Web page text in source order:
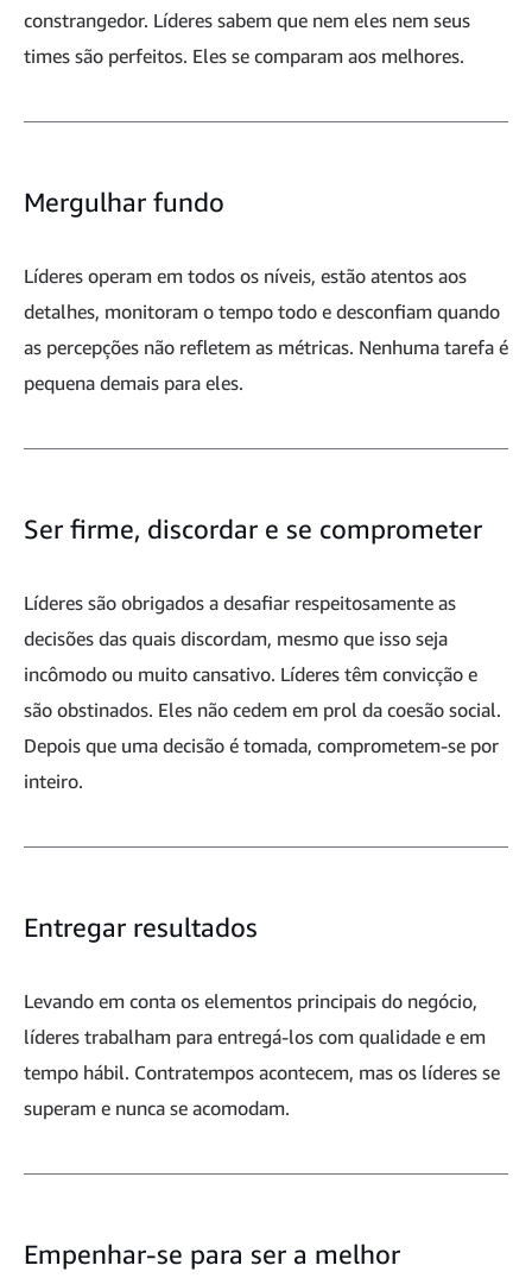
constrangedor. Líderes sabem que nem eles nem seus
times são perfeitos. Eles se comparam aos melhores.
Mergulhar fundo
Líderes operam em todos os níveis, estão atentos aos
detalhes, monitoram o tempo todo e desconfiam quando
as percepções não refletem as métricas. Nenhuma tarefa é
pequena demais para eles.
Ser firme, discordar e se comprometer
Líderes são obrigados a desafiar respeitosamente as
decisões das quais discordam, mesmo que isso seja
incômodo ou muito cansativo. Líderes têm convicção e
são obstinados. Eles não cedem em prol da coesão social.
Depois que uma decisão é tomada, comprometem-se por
inteiro.
Entregar resultados
Levando em conta os elementos principais do negócio,
líderes trabalham para entregá-los com qualidade e em
tempo hábil. Contratempos acontecem, mas os líderes se
superam e nunca se acomodam.
Empenhar-se para ser a melhor